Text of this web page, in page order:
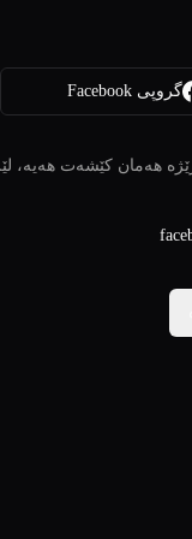
گروپی Facebook
هەمان کێشەت هەیە،